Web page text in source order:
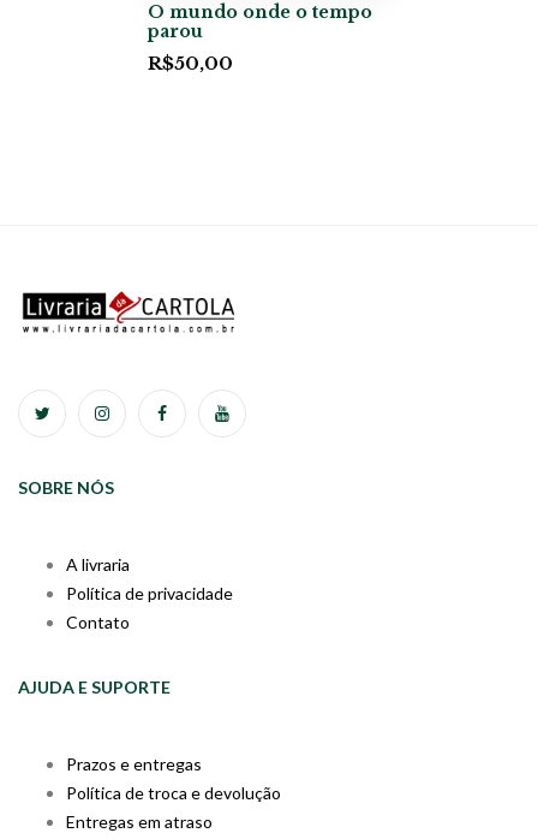
O mundo onde o tempo
parou
R$50,00
SOBRE NÓS
A livraria
Política de privacidade
Contato
AJUDA E SUPORTE
Prazos e entregas
Política de troca e devolução
Entregas em atraso